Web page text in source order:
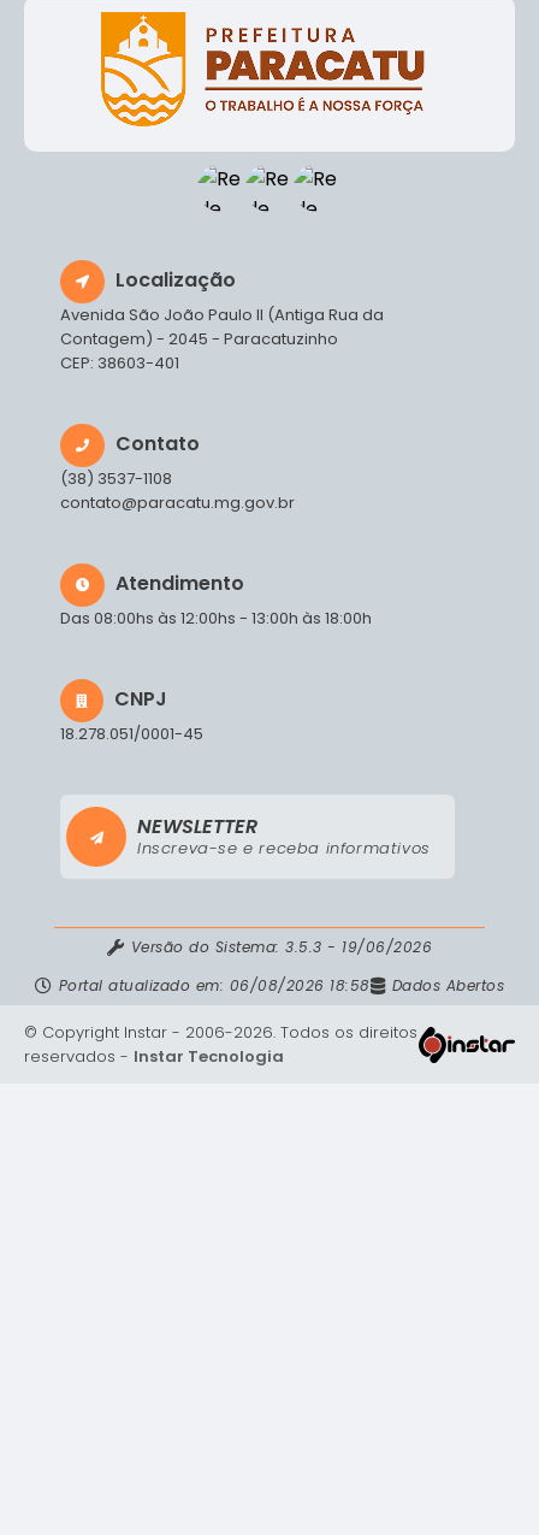
Localização
Avenida São João Paulo II (Antiga Rua da
Contagem) - 2045 - Paracatuzinho
CEP: 38603-401
Contato
(38) 3537-1108
contato@paracatu.mg.gov.br
Atendimento
Das 08:00hs às 12:00hs - 13:00h às 18:00h
CNPJ
18.278.051/0001-45
NEWSLETTER
Inscreva-se e receba informativos
Versão do Sistema:3.5.3 - 19/06/2026
Portal atualizado em: 06/08/2026 18:58 Dados Abertos
© Copyright Instar - 2006-2026. Todos os direitos
reservados - Instar Tecnologia